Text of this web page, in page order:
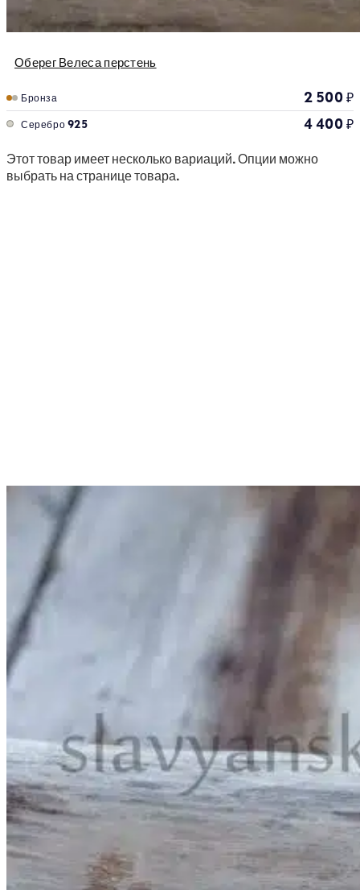
Оберег Велеса перстень
Бронза 2 500₽
Серебро 925 4 400₽
Этот товар имеет несколько вариаций. Опции можно
выбрать на странице товара.